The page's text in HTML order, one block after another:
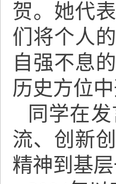
贺。她代
们将个人
自强不息
历史方位
同学在
流、创新
精神到基